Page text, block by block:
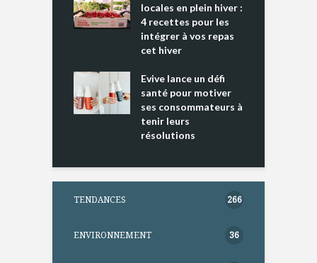
locales en plein hiver :
4 recettes pour les
intégrer à vos repas
cet hiver
Evive lance un défi
santé pour motiver
ses consommateurs à
tenir leurs
résolutions
TENDANCES 266
ENVIRONNEMENT 36